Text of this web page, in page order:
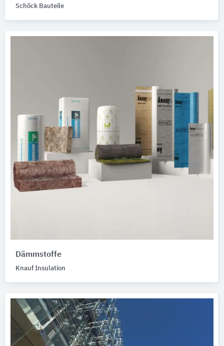
Schöck Bauteile
Dämmstoffe
Knauf Insulation